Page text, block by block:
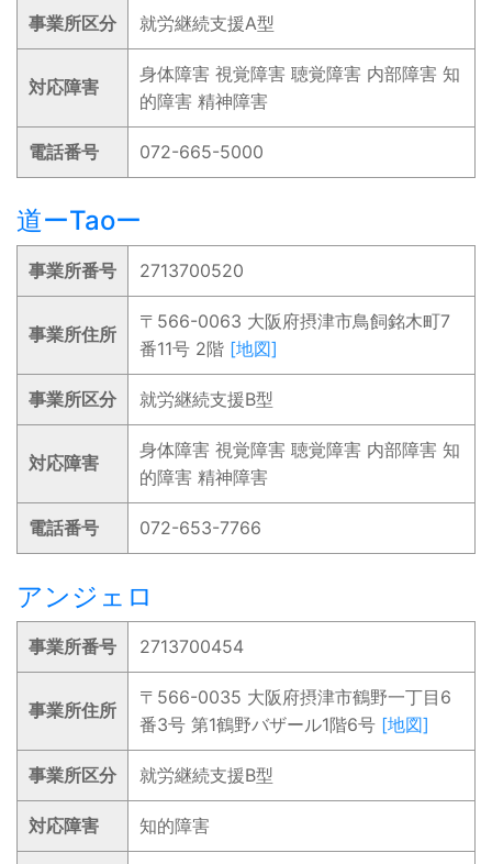
事業所区分 就労継続支援A型
対応障害
身体障害 視覚障害 聴覚障害 内部障害 知
的障害 精神障害
電話番号 072-665-5000
道ーTaoー
事業所番号 2713700520
事業所住所
〒566-0063 大阪府摂津市鳥飼銘木町7
番11号 2階 [地図]
事業所区分 就労継続支援B型
対応障害
身体障害 視覚障害 聴覚障害 内部障害 知
的障害 精神障害
電話番号 072-653-7766
アンジェロ
事業所番号 2713700454
事業所住所
〒566-0035 大阪府摂津市鶴野一丁目6
番3号 第1鶴野バザール1階6号 [地図]
事業所区分 就労継続支援B型
対応障害 知的障害